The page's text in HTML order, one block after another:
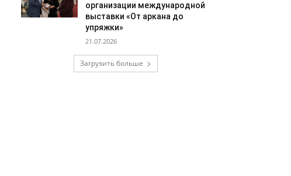
организации международной
выставки «От аркана до
упряжки»
21.07.2026
Загрузить больше